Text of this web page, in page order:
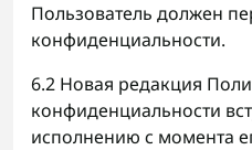
Пользователь должен
конфиденциальности.
6.2 Новая редакция
конфиденциальности
исполнению с момента